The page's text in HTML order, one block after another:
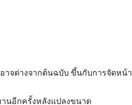
าจต่างจากต้นฉบับ ขึ้นกับการจัดหน้า
นอีกครั้งหลังแปลงขนาด